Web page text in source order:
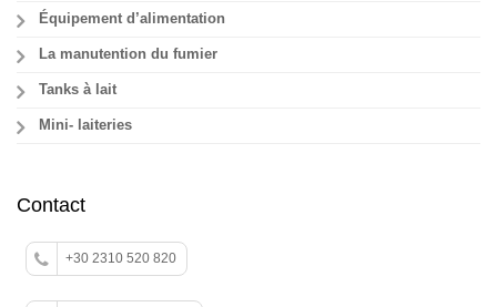
Équipement d’alimentation
La manutention du fumier
Tanks à lait
Mini- laiteries
Contact
+30 2310 520 820